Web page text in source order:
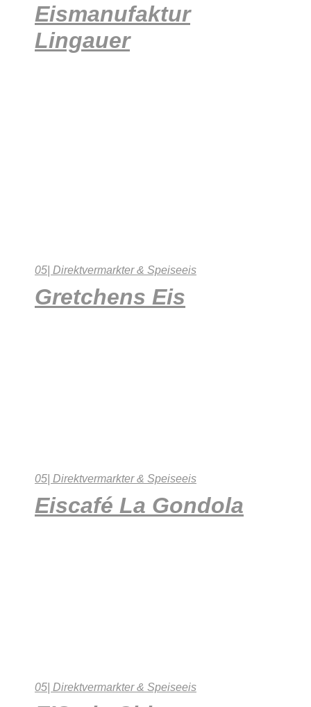
Eismanufaktur
Lingauer
05| Direktvermarkter & Speiseeis
Gretchens Eis
05| Direktvermarkter & Speiseeis
Eiscafé La Gondola
05| Direktvermarkter & Speiseeis